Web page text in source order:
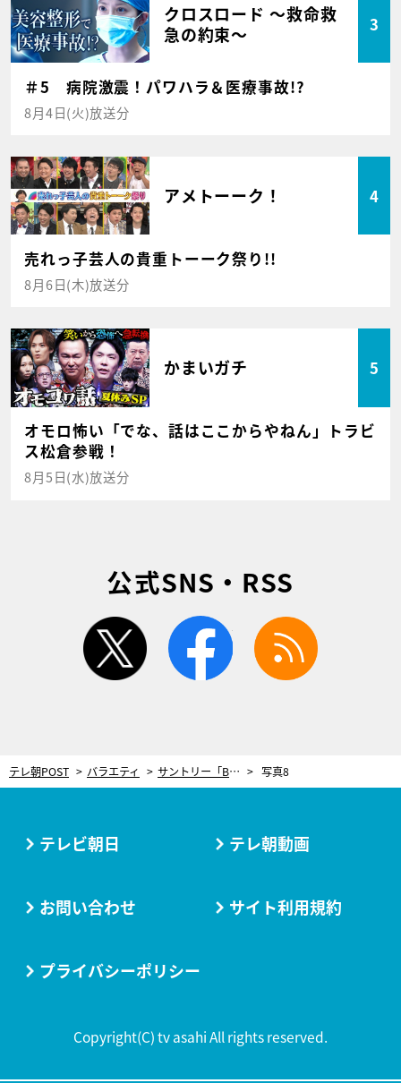
クロスロード ～救命救
急の約束～
3
＃5 病院激震！パワハラ＆医療事故!?
8月4日(火)放送分
アメトーーク！ 4
売れっ子芸人の貴重トーーク祭り!!
8月6日(木)放送分
かまいガチ 5
オモロ怖い「でな、話はここからやねん」トラビ
ス松倉参戦！
8月5日(水)放送分
公式SNS・RSS
twitter facebook
テレ朝POST バラエティ サントリー「BOSS」の魅力を語り尽くす『アメトーーク！』ネット限定企画、大好評配信中！ 写真8
テレビ朝日 テレ朝動画
お問い合わせ サイト利用規約
プライバシーポリシー
Copyright(C) tv asahi All rights reserved.